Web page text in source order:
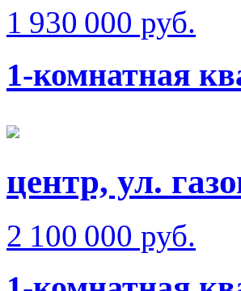
1 930 000 руб.
1-комнатная
центр, ул.
2 100 000 руб.